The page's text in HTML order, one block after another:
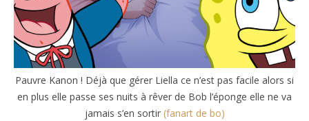
Pauvre Kanon ! Déjà que gérer Liella ce n’est pas facile alors si
en plus elle passe ses nuits à rêver de Bob l’éponge elle ne va
jamais s’en sortir (fanart de bo)